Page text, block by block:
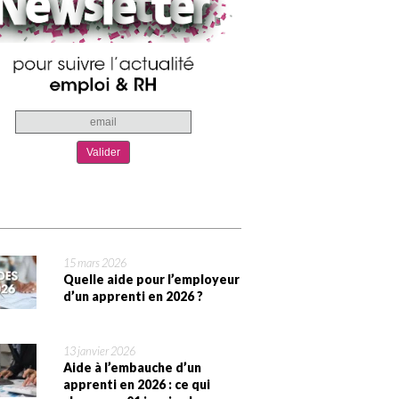
15 mars 2026
Quelle aide pour l’employeur
d’un apprenti en 2026 ?
13 janvier 2026
Aide à l’embauche d’un
apprenti en 2026 : ce qui